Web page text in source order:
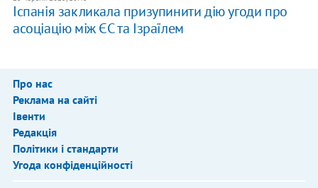
Іспанія закликала призупинити дію угоди про
асоціацію між ЄС та Ізраїлем
Про нас
Реклама на сайті
Івенти
Редакція
Політики і стандарти
Угода конфіденційності